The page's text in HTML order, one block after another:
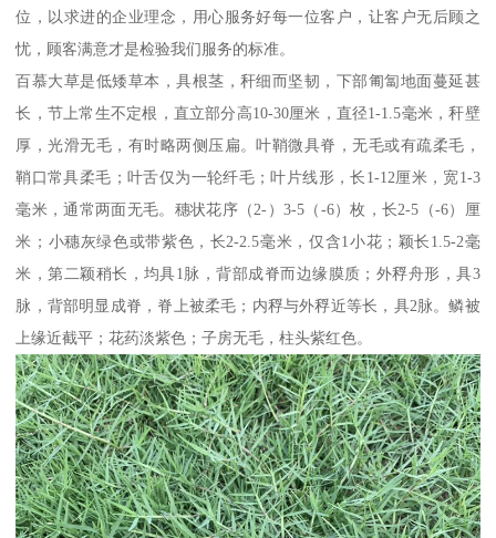
位，以求进的企业理念，用心服务好每一位客户，让客户无后顾之
忧，顾客满意才是检验我们服务的标准。
百慕大草是低矮草本，具根茎，秆细而坚韧，下部匍匐地面蔓延甚
长，节上常生不定根，直立部分高10-30厘米，直径1-1.5毫米，秆壁
厚，光滑无毛，有时略两侧压扁。叶鞘微具脊，无毛或有疏柔毛，
鞘口常具柔毛；叶舌仅为一轮纤毛；叶片线形，长1-12厘米，宽1-3
毫米，通常两面无毛。穗状花序（2-）3-5（-6）枚，长2-5（-6）厘
米；小穗灰绿色或带紫色，长2-2.5毫米，仅含1小花；颖长1.5-2毫
米，第二颖稍长，均具1脉，背部成脊而边缘膜质；外稃舟形，具3
脉，背部明显成脊，脊上被柔毛；内稃与外稃近等长，具2脉。鳞被
上缘近截平；花药淡紫色；子房无毛，柱头紫红色。